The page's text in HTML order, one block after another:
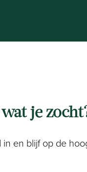
je
in en blijf op de